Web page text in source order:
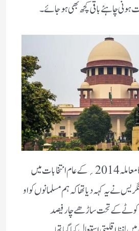
چاہئے باقی کچھ بھی ہو جائے ۔
مجھے یاد ہے کہ اسی طرح کا معاملہ 2014؍کے عام انتخابات میں
نے یہ کہہ دیا تھا کہ ہم مسلمانوں کو او
کے تحت ساڑھے چار فیصد